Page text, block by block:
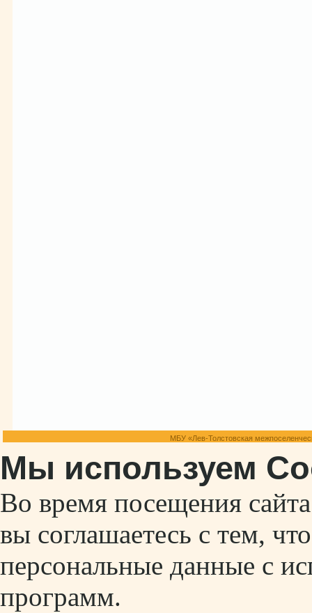
МБУ «Лев-Толстовская
Мы используем
Во время посещения
вы соглашаетесь с тем,
персональные данные с
программ.